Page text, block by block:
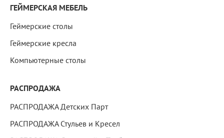
ГЕЙМЕРСКАЯ МЕБЕЛЬ
Геймерские столы
Геймерские кресла
Компьютерные столы
РАСПРОДАЖА
РАСПРОДАЖА Детских Парт
РАСПРОДАЖА Стульев и Кресел